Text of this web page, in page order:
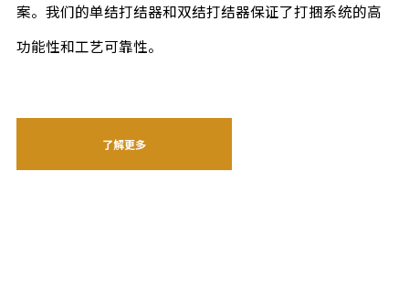
案。我们的单结打结器和双结打结器保证了打捆系统的高
功能性和工艺可靠性。
了解更多